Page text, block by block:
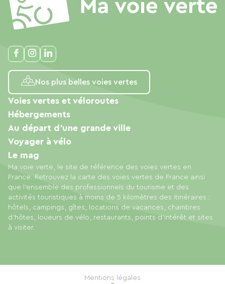
Nos plus belles voies vertes
Ma voie verte, le site de référence des voies vertes en
France. Retrouvez la carte des voies vertes de France ainsi
que l'ensemble des professionnels du tourisme et des
activités touristiques à moins de 5 kilomètres des itinéraires :
hôtels, campings, gîtes, locations de vacances, chambres
d'hôtes, loueurs de vélo, restaurants, points d'intérêt et sites
à visiter.
Voies vertes et véloroutes
Hébergements
Au départ d'une grande ville
Voyager à vélo
Le mag
Mentions légales